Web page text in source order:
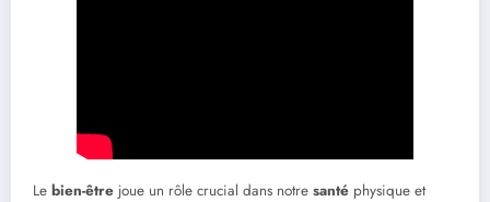
Le bien-être joue un rôle crucial dans notre santé physique et